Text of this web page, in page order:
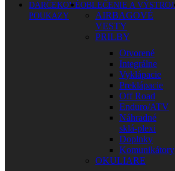
DARČEKOVÉ
POUKAZY
OBLEČENIE A VÝSTROJ
AIRBAGOVÉ
VESTY
PRILBY
Otvorené
Integrálne
Vyklápacie
Preklápacie
Off Road
Enduro/ATV
Náhradné
sklá-plexi
Doplnky
Komunikátory
OKULIARE